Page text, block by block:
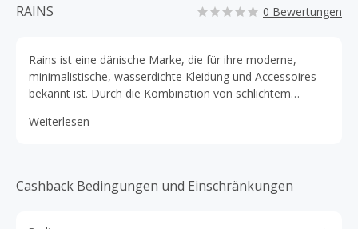
RAINS 0 Bewertungen
Rains ist eine dänische Marke, die für ihre moderne,
minimalistische, wasserdichte Kleidung und Accessoires
bekannt ist. Durch die Kombination von schlichtem
bietet Rains stilvolle und funktionelle Regenbekleidung,
Weiterlesen
Cashback Bedingungen und Einschränkungen